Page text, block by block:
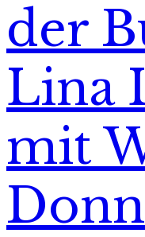
der
Lina
mit